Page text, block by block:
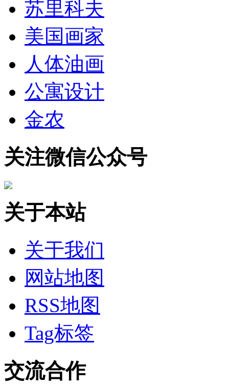
苏里科夫
美国画家
人体油画
公寓设计
金农
关注微信公众号
关于本站
关于我们
网站地图
RSS地图
Tag标签
交流合作